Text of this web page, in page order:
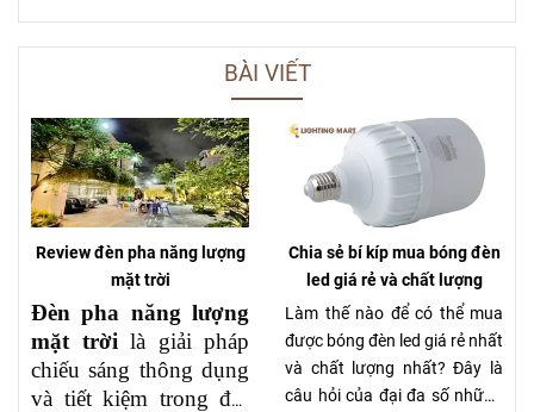
BÀI VIẾT
Review đèn pha năng lượng
mặt trời
Đèn pha năng lượng
mặt trời là giải pháp
chiếu sáng thông dụng
và tiết kiệm trong đời
Chia sẻ bí kíp mua bóng đèn
led giá rẻ và chất lượng
Làm thế nào để có thể mua
được bóng đèn led giá rẻ nhất
và chất lượng nhất? Đây là
câu hỏi của đại đa số những